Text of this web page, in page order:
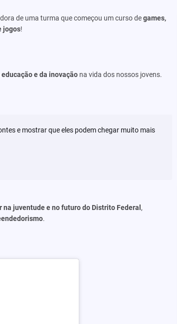
de uma turma que começou um curso degames,
jogos!
educação e da inovaçãona vida dos nossos jovens.
e mostrar que eles podem chegar muito mais
na juventude e no futuro do Distrito Federal ,
.